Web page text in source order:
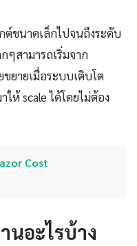
ต์ขนาดเล็กไปจนถึงระดับ
ๆสามารถเริ่มจาก
ยายเมื่อระบบเติบโต
ห้ scale ได้โดยไม่ต้อง
Cost
นอะไรบ้าง